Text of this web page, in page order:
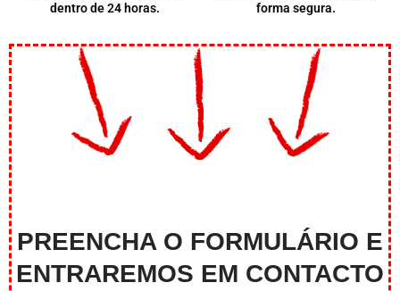
dentro de 24 horas.
forma segura.
PREENCHA O FORMULÁRIO E
ENTRAREMOS EM CONTACTO